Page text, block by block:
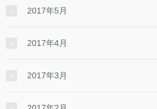
2017年5月
2017年4月
2017年3月